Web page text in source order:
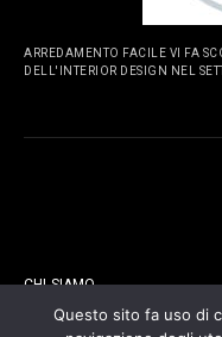
ARREDAMENTO FACILE VI FA
DELL'INTERIOR DESIGN NEL
CHI SIAMO
Questo sito fa uso di